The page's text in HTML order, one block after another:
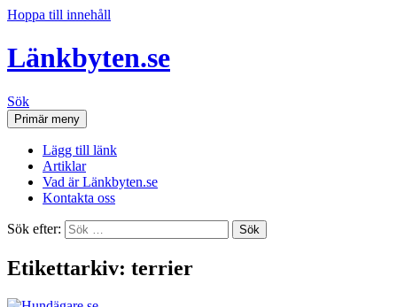
Hoppa till innehåll
Länkbyten.se
Sök
Primär meny
Lägg till länk
Artiklar
Vad är Länkbyten.se
Kontakta oss
Sök efter:
Etikettarkiv: terrier